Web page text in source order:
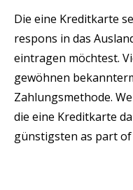
Die eine Kreditkarte
respons in das
eintragen möchtest.
gewöhnen
Zahlungsmethode.
die eine Kreditkarte
günstigsten as part